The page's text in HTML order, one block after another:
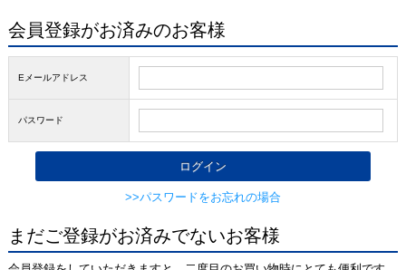
会員登録がお済みのお客様
Eメールアドレス
パスワード
>>パスワードをお忘れの場合
まだご登録がお済みでないお客様